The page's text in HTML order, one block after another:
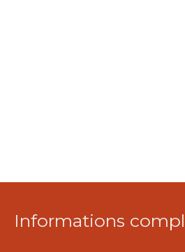
Informations